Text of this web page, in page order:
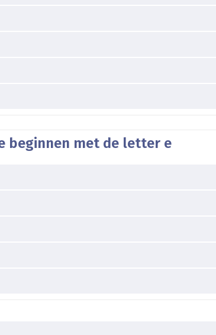
beginnen met de letter e